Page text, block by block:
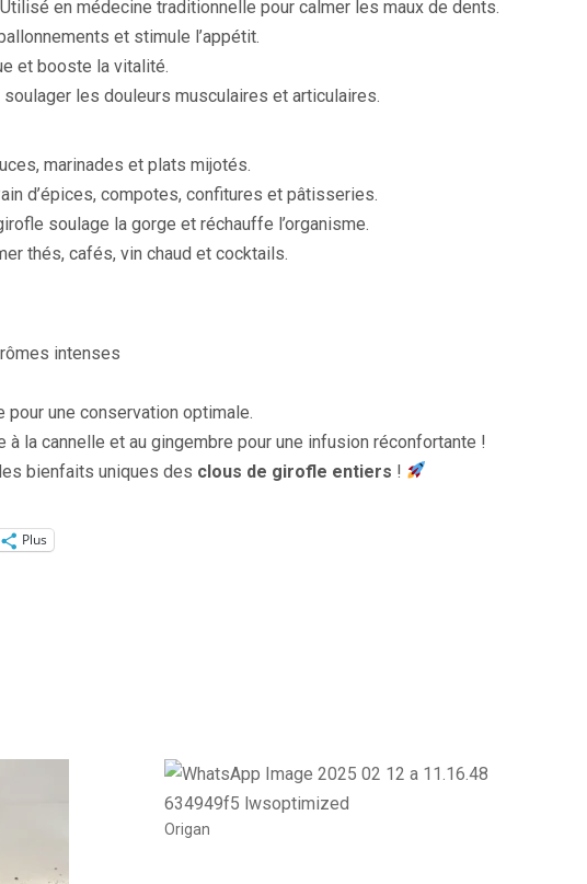
en médecine traditionnelle pour calmer les maux de dents.
et stimule l’appétit.
et booste la vitalité.
soulager les douleurs musculaires et articulaires.
marinades et plats mijotés.
d’épices, compotes, confitures et pâtisseries.
soulage la gorge et réchauffe l’organisme.
thés, cafés, vin chaud et cocktails.
intenses
pour une conservation optimale.
la cannelle et au gingembre pour une infusion réconfortante !
bienfaits uniques des clous de girofle entiers !
Plus
Origan